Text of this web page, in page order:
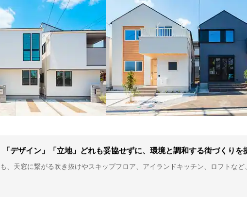
「デザイン」「立地」どれも妥協せずに、環境と調和する街づくりを
、天窓に繋がる吹き抜けやスキップフロア、アイランドキッチン、ロフトな